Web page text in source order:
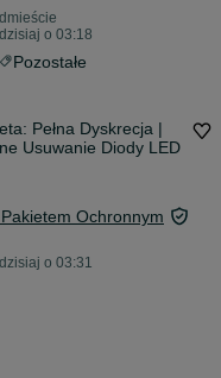
o 03:18
Pozostałe
Pełna Dyskrecja |
Usuwanie Diody LED
Ochronnym
o 03:31